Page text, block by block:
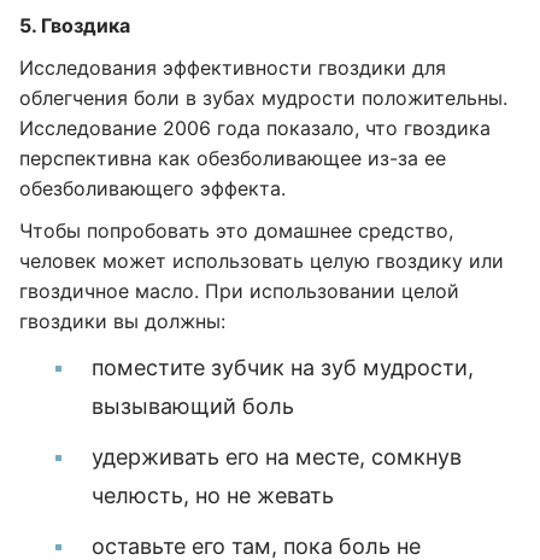
5. Гвоздика
Исследования эффективности гвоздики для
облегчения боли в зубах мудрости положительны.
Исследование 2006 года показало, что гвоздика
перспективна как обезболивающее из-за ее
обезболивающего эффекта.
Чтобы попробовать это домашнее средство,
человек может использовать целую гвоздику или
гвоздичное масло. При использовании целой
гвоздики вы должны:
поместите зубчик на зуб мудрости,
вызывающий боль
удерживать его на месте, сомкнув
челюсть, но не жевать
оставьте его там, пока боль не